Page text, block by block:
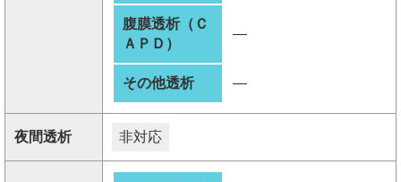
腹膜透析（Ｃ
ＡＰＤ）
―
その他透析 ―
夜間透析 非対応